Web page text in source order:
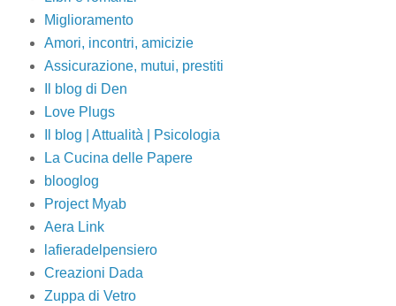
Miglioramento
Amori, incontri, amicizie
Assicurazione, mutui, prestiti
Il blog di Den
Love Plugs
Il blog | Attualità | Psicologia
La Cucina delle Papere
blooglog
Project Myab
Aera Link
lafieradelpensiero
Creazioni Dada
Zuppa di Vetro